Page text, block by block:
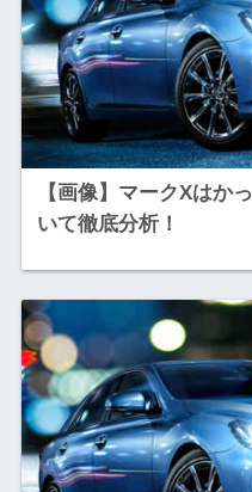
【画像】マークXはか
いて徹底分析！